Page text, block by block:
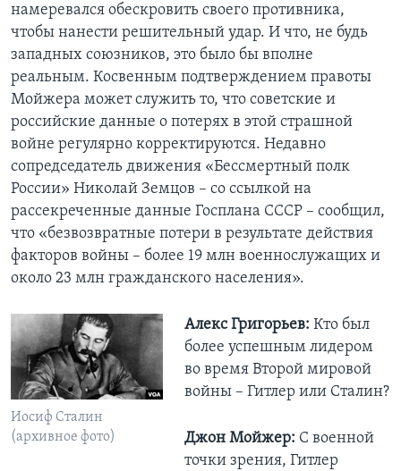
намеревался обескровить своего противника,
чтобы нанести решительный удар. И что, не будь
западных союзников, это было бы вполне
реальным. Косвенным подтверждением правоты
Мойжера может служить то, что советские и
российские данные о потерях в этой страшной
войне регулярно корректируются. Недавно
сопредседатель движения «Бессмертный полк
России» Николай Земцов – со ссылкой на
рассекреченные данные Госплана СССР – сообщил,
что «безвозвратные потери в результате действия
факторов войны – ​более 19 млн военнослужащих и
около 23 млн гражданского населения».
Иосиф Сталин
(архивное фото)
Алекс Григорьев: Кто был
более успешным лидером
во время Второй мировой
войны – Гитлер или Сталин?
Джон Мойжер: С военной
точки зрения, Гитлер